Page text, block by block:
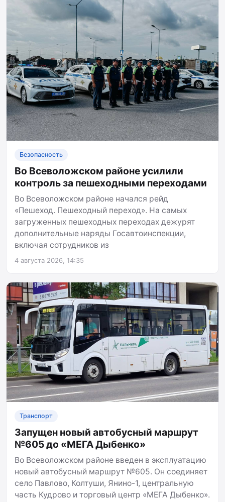
Безопасность
Во Всеволожском районе усилили
контроль за пешеходными переходами
Во Всеволожском районе начался рейд
«Пешеход. Пешеходный переход». На самых
загруженных пешеходных переходах дежурят
дополнительные наряды Госавтоинспекции,
включая сотрудников из
4 августа 2026, 14:35
Транспорт
Запущен новый автобусный маршрут
№605 до «МЕГА Дыбенко»
Во Всеволожском районе введен в эксплуатацию
новый автобусный маршрут №605. Он соединяет
село Павлово, Колтуши, Янино-1, центральную
часть Кудрово и торговый центр «МЕГА Дыбенко».